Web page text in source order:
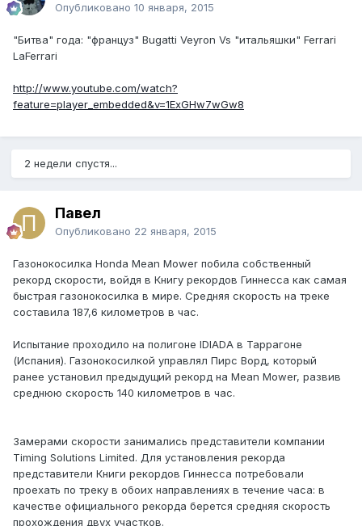
Опубликовано 10 января, 2015
"Битва" года: "француз" Bugatti Veyron Vs "итальяшки" Ferrari
LaFerrari
http://www.youtube.com/watch?
feature=player_embedded&v=1ExGHw7wGw8
2 недели спустя...
Павел
Опубликовано 22 января, 2015
Газонокосилка Honda Mean Mower побила собственный
рекорд скорости, войдя в Книгу рекордов Гиннесса как самая
быстрая газонокосилка в мире. Средняя скорость на треке
составила 187,6 километров в час.
Испытание проходило на полигоне IDIADA в Таррагоне
(Испания). Газонокосилкой управлял Пирс Ворд, который
ранее установил предыдущий рекорд на Mean Mower, развив
среднюю скорость 140 километров в час.
Замерами скорости занимались представители компании
Timing Solutions Limited. Для установления рекорда
представители Книги рекордов Гиннесса потребовали
проехать по треку в обоих направлениях в течение часа: в
качестве официального рекорда берется средняя скорость
прохождения двух участков.